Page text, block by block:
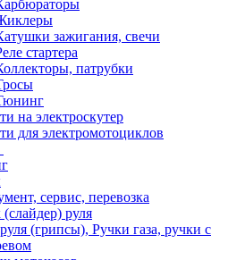
зажигания, свечи
стартера
патрубки
на электроскутер
для электромотоциклов
сервис, перевозка
(слайдер) руля
(грипсы), Ручки газа, ручки с